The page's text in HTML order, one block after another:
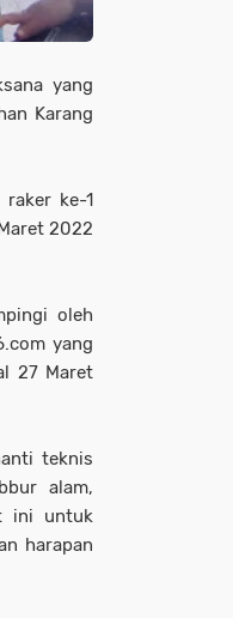
yang
Karang
ke-1
2022
oleh
yang
27 Maret
teknis
alam,
ini untuk
harapan